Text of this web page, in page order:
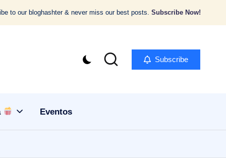
to our bloghashter & never miss our best posts. Subscribe Now!
Subscribe
Eventos